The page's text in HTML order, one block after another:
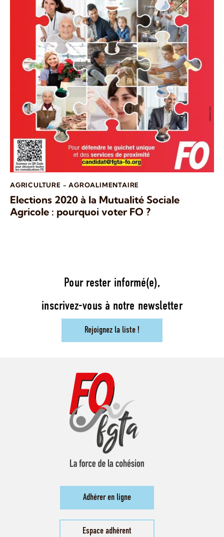
AGRICULTURE - AGROALIMENTAIRE
Elections 2020 à la Mutualité Sociale
Agricole : pourquoi voter FO ?
Pour rester informé(e),
inscrivez-vous à notre newsletter
Rejoignez la liste !
Adhérer en ligne
Espace adhérent